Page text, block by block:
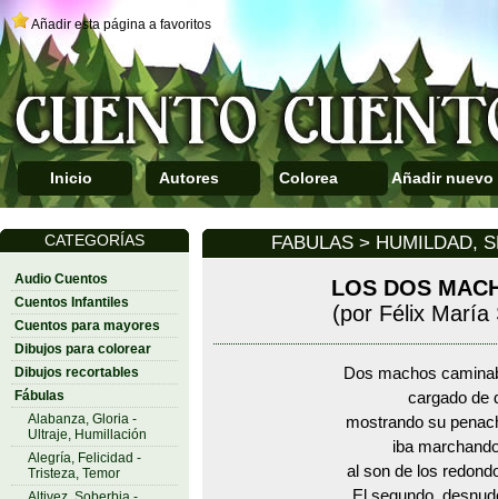
Añadir esta página a favoritos
Inicio Autores Colorea Añadir nuevo
CATEGORÍAS
Audio Cuentos
Cuentos Infantiles
Cuentos para mayores
Dibujos para colorear
Dibujos recortables
Fábulas
Alabanza, Gloria -
Ultraje, Humillación
Alegría, Felicidad -
Tristeza, Temor
FABULAS > HUMILDAD,
LOS DOS
(por Félix María
Dos machos
cargado de
mostrando su
iba
al son de los